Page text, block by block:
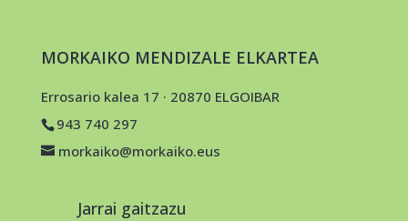
MORKAIKO MENDIZALE ELKARTEA
Errosario kalea 17 · 20870 ELGOIBAR
943 740 297
morkaiko@morkaiko.eus
Jarrai gaitzazu